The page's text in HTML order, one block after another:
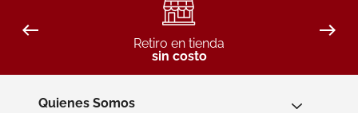
Retiro en tienda
sin costo
Quienes Somos